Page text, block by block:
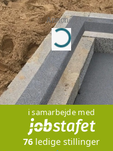
Annonce
Loading...
Jobs
i samarbejde med
76 ledige stillinger